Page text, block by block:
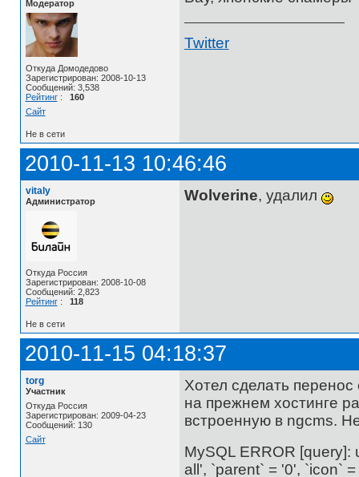
Модератор
Откуда Домодедово
Зарегистрирован: 2008-10-13
Сообщений: 3,538
Рейтинг: 160
Сайт
Twitter
Не в сети
2010-11-13 10:46:46
vitaly
Администратор
Откуда Россия
Зарегистрирован: 2008-10-08
Сообщений: 2,823
Рейтинг: 118
Wolverine, удалил
Не в сети
2010-11-15 04:18:37
torg
Участник
Откуда Россия
Зарегистрирован: 2009-04-23
Сообщений: 130
Сайт
Хотел сделать
на прежнем хостинге
встроенную в ngcms.
MySQL ERROR
all', `parent` = '0', `icon`